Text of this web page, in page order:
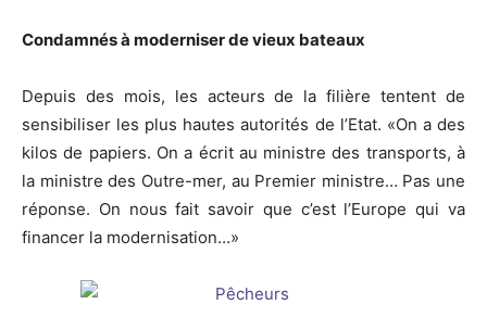
Condamnés à moderniser de vieux bateaux
Depuis des mois, les acteurs de la filière tentent de
sensibiliser les plus hautes autorités de l’Etat. «On a des
kilos de papiers. On a écrit au ministre des transports, à
la ministre des Outre-mer, au Premier ministre… Pas une
réponse. On nous fait savoir que c’est l’Europe qui va
financer la modernisation…»